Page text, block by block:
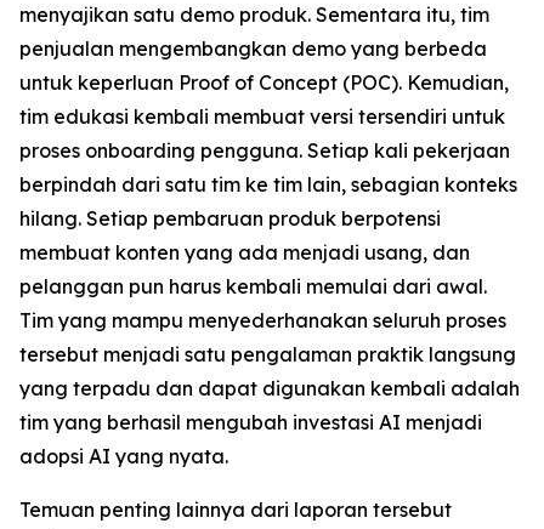
menyajikan satu demo produk. Sementara itu, tim
penjualan mengembangkan demo yang berbeda
untuk keperluan Proof of Concept (POC). Kemudian,
tim edukasi kembali membuat versi tersendiri untuk
proses onboarding pengguna. Setiap kali pekerjaan
berpindah dari satu tim ke tim lain, sebagian konteks
hilang. Setiap pembaruan produk berpotensi
membuat konten yang ada menjadi usang, dan
pelanggan pun harus kembali memulai dari awal.
Tim yang mampu menyederhanakan seluruh proses
tersebut menjadi satu pengalaman praktik langsung
yang terpadu dan dapat digunakan kembali adalah
tim yang berhasil mengubah investasi AI menjadi
adopsi AI yang nyata.
Temuan penting lainnya dari laporan tersebut